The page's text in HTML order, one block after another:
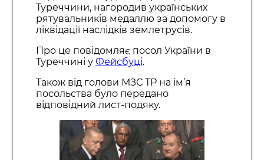
Туреччини, нагородив українських
рятувальників медаллю за допомогу в
ліквідації наслідків землетрусів.
Про це повідомляє посол України в
Туреччині у Фейсбуці.
Також від голови МЗС ТР на ім’я
посольства було передано
відповідний лист-подяку.